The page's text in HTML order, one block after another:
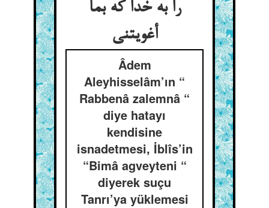
را به خدا که بما
أغويتنی
Âdem
Aleyhisselâm’ın “
Rabbenâ zalemnâ “
diye hatayı
kendisine
isnadetmesi, İblîs’in
“Bimâ agveyteni “
diyerek suçu
Tanrı’ya yüklemesi